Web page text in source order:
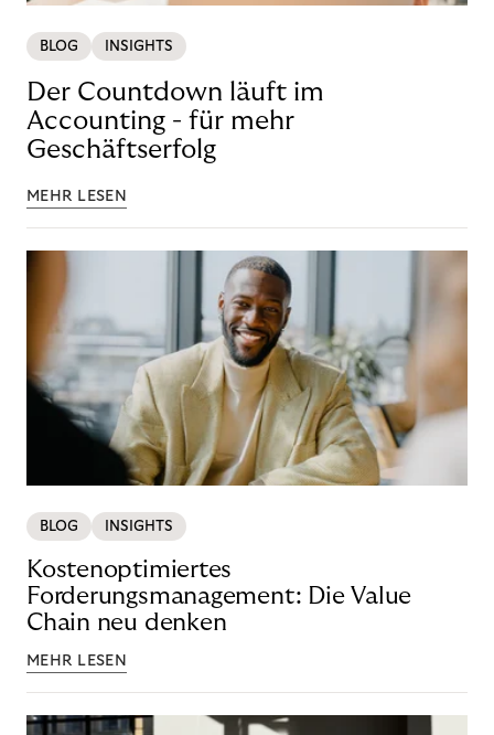
BLOG INSIGHTS
Der Countdown läuft im
Accounting - für mehr
Geschäftserfolg
MEHR LESEN
BLOG INSIGHTS
Kostenoptimiertes
Forderungsmanagement: Die Value
Chain neu denken
MEHR LESEN